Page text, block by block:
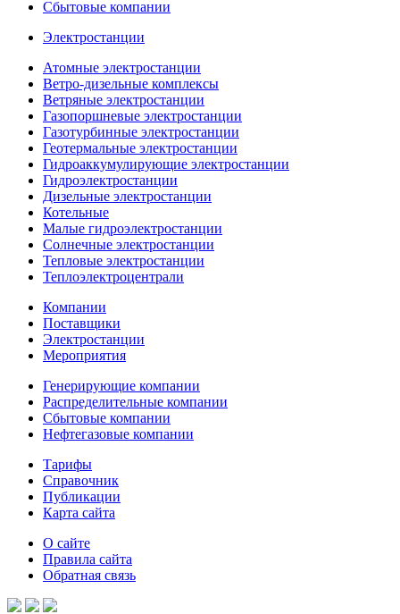
Сбытовые компании
Электростанции
Атомные электростанции
Ветро-дизельные комплексы
Ветряные электростанции
Газопоршневые электростанции
Газотурбинные электростанции
Геотермальные электростанции
Гидроаккумулирующие электростанции
Гидроэлектростанции
Дизельные электростанции
Котельные
Малые гидроэлектростанции
Солнечные электростанции
Тепловые электростанции
Теплоэлектроцентрали
Компании
Поставщики
Электростанции
Мероприятия
Генерирующие компании
Распределительные компании
Сбытовые компании
Нефтегазовые компании
Тарифы
Справочник
Публикации
Карта сайта
О сайте
Правила сайта
Обратная связь